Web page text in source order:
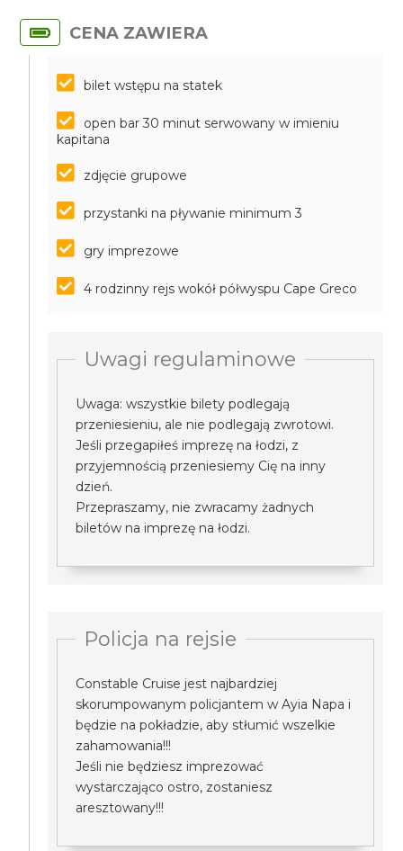
CENA ZAWIERA
bilet wstępu na statek
open bar 30 minut serwowany w imieniu
kapitana
zdjęcie grupowe
przystanki na pływanie minimum 3
gry imprezowe
4 rodzinny rejs wokół półwyspu Cape Greco
Uwagi regulaminowe
Uwaga: wszystkie bilety podlegają
przeniesieniu, ale nie podlegają zwrotowi.
Jeśli przegapiłeś imprezę na łodzi, z
przyjemnością przeniesiemy Cię na inny
dzień.
Przepraszamy, nie zwracamy żadnych
biletów na imprezę na łodzi.
Policja na rejsie
Constable Cruise jest najbardziej
skorumpowanym policjantem w Ayia Napa i
będzie na pokładzie, aby stłumić wszelkie
zahamowania!!!
Jeśli nie będziesz imprezować
wystarczająco ostro, zostaniesz
aresztowany!!!